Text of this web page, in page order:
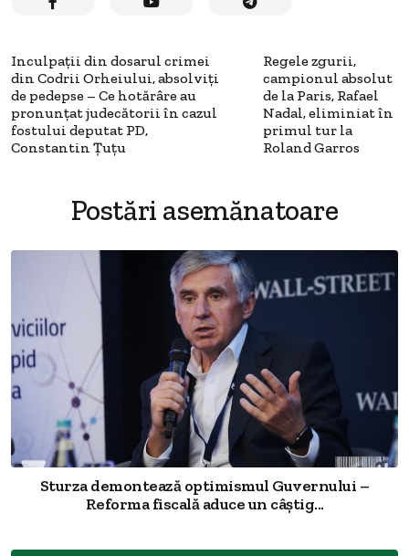
Inculpații din dosarul crimei
din Codrii Orheiului, absolviți
de pedepse – Ce hotărâre au
pronunțat judecătorii în cazul
fostului deputat PD,
Constantin Țuțu
Regele zgurii,
campionul absolut
de la Paris, Rafael
Nadal, eliminiat în
primul tur la
Roland Garros
Postări asemănatoare
Sturza demontează optimismul Guvernului –
Reforma fiscală aduce un câștig...